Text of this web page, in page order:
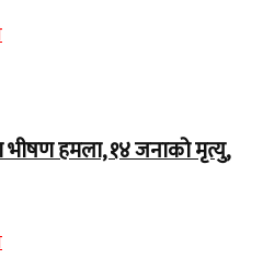
भीषण हमला, १४ जनाको मृत्यु,